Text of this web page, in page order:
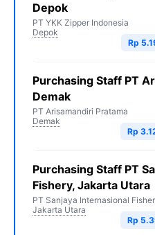
Depok
PT YKK Zipper Indonesia
Depok
Rp
Purchasing Staff PT
Demak
PT Arisamandiri Pratama
Demak
Rp
Purchasing Staff PT
Fishery, Jakarta Utara
PT Sanjaya Internasional
Jakarta Utara
Rp